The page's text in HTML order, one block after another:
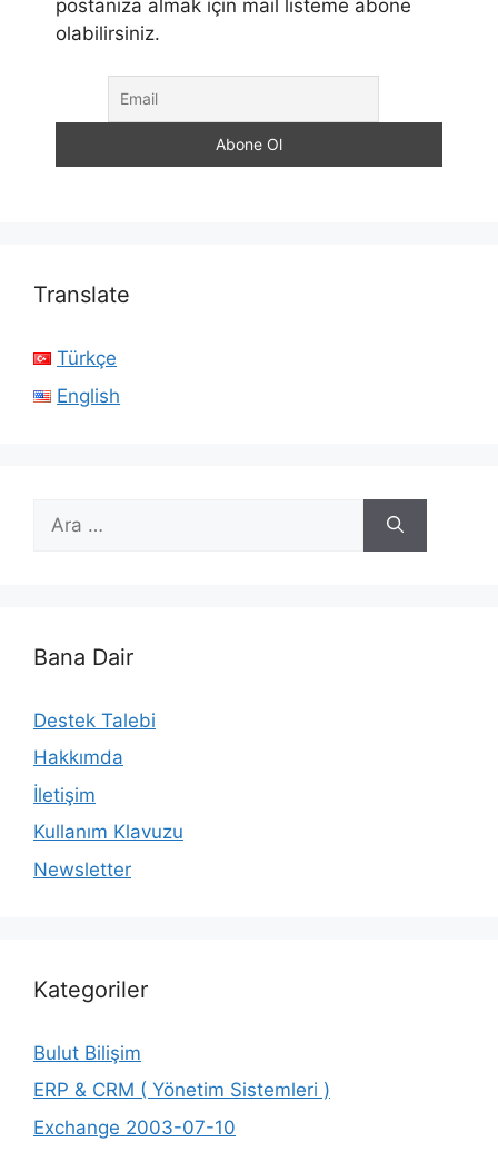
postanıza almak için mail listeme abone
olabilirsiniz.
Translate
Türkçe
English
ara
Bana Dair
Destek Talebi
Hakkımda
İletişim
Kullanım Klavuzu
Newsletter
Kategoriler
Bulut Bilişim
ERP & CRM ( Yönetim Sistemleri )
Exchange 2003-07-10